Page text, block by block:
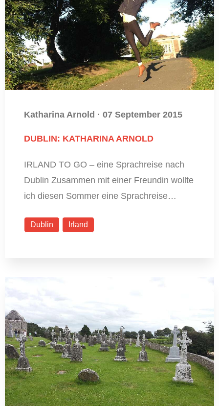
Katharina Arnold · 07 September 2015
DUBLIN: KATHARINA ARNOLD
IRLAND TO GO – eine Sprachreise nach
Dublin Zusammen mit einer Freundin wollte
ich diesen Sommer eine Sprachreise…
Dublin Irland